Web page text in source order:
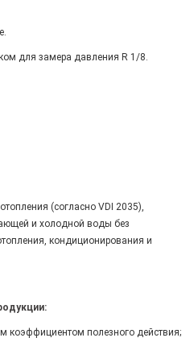
для замера давления R 1/8.
(согласно VDI 2035),
и холодной воды без
кондиционирования и
коэффициентом полезного действия;